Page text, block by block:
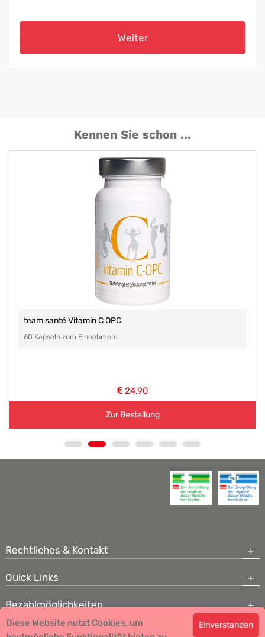
Weiter
Kennen Sie schon ...
team santé Vitamin C OPC
60 Kapseln zum Einnehmen
24,90
Zur Bestellung
Rechtliches & Kontakt
Quick Links
Bezahlmöglichkeiten
Copyright © 2026 Team Santé Salvator Apotheke - GDP zertifiziert
Diese Website nutzt Cookies, um
Einverstanden